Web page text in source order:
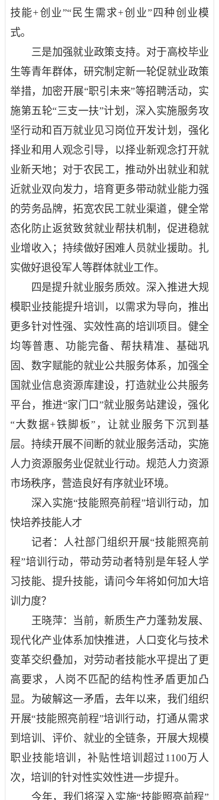
技能+创业”“民生需求+创业”四种创业模
式。
三是加强就业政策支持。对于高校毕业
生等青年群体，研究制定新一轮促就业政策
举措，加密开展“职引未来”等招聘活动，实
施第五轮“三支一扶”计划，深入实施服务攻
坚行动和百万就业见习岗位开发计划，强化
择业和用人观念引导，以择业新观念打开就
业新天地；对于农民工，推动外出就业和就
近就业双向发力，培育更多带动就业能力强
的劳务品牌，拓宽农民工就业渠道，健全常
态化防止返贫致贫就业帮扶机制，促进稳就
业增收入；持续做好困难人员就业援助。扎
实做好退役军人等群体就业工作。
四是提升就业服务质效。深入推进大规
模职业技能提升培训，以需求为导向，推出
更多针对性强、实效性高的培训项目。健全
均等普惠、功能完备、帮扶精准、基础巩
固、数字赋能的就业公共服务体系，加强全
国就业信息资源库建设，打造就业公共服务
平台，推进“家门口”就业服务站建设，强化
“大数据+铁脚板”，让就业服务下沉到基
层。持续开展不间断的就业服务活动，实施
人力资源服务业促就业行动。规范人力资源
市场秩序，营造良好有序就业环境。
深入实施“技能照亮前程”培训行动，加
快培养技能人才
记者：人社部门组织开展“技能照亮前
程”培训行动，带动劳动者特别是年轻人学
习技能、提升技能，请问今年将如何加大培
训力度？
王晓萍：当前，新质生产力蓬勃发展、
现代化产业体系加快推进，人口变化与技术
变革交织叠加，对劳动者技能水平提出了更
高要求，人岗不匹配的结构性矛盾更加凸
显。为破解这一矛盾，去年以来，我们组织
开展“技能照亮前程”培训行动，打通从需求
到培训、评价、就业的全链条，开展大规模
职业技能培训，补贴性培训超过1100万人
次，培训的针对性实效性进一步提升。
今年，我们将深入实施“技能照亮前程”